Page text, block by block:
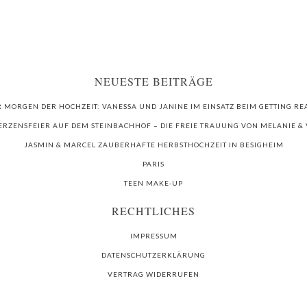
NEUESTE BEITRÄGE
MORGEN DER HOCHZEIT: VANESSA UND JANINE IM EINSATZ BEIM GETTING
AUF DEM STEINBACHHOF – DIE FREIE TRAUUNG VON MELANIE &
JASMIN & MARCEL ZAUBERHAFTE HERBSTHOCHZEIT IN BESIGHEIM
PARIS
TEEN MAKE-UP
RECHTLICHES
IMPRESSUM
DATENSCHUTZERKLÄRUNG
VERTRAG WIDERRUFEN